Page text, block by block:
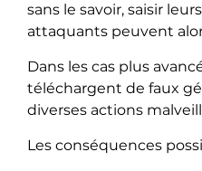
sans le savoir, saisir
attaquants peuvent
Dans les cas plus
téléchargent de faux
diverses actions
Les conséquences